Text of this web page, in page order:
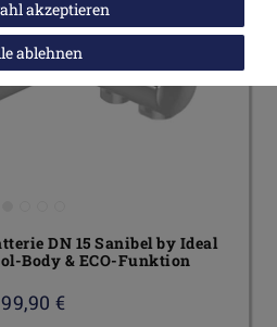
DN 15 Sanibel by Ideal
Body & ECO-Funktion
99,90 €
akzeptieren
ablehnen